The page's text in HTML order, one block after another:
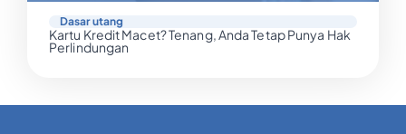
Dasar utang
Kartu Kredit Macet? Tenang, Anda Tetap Punya Hak
Perlindungan